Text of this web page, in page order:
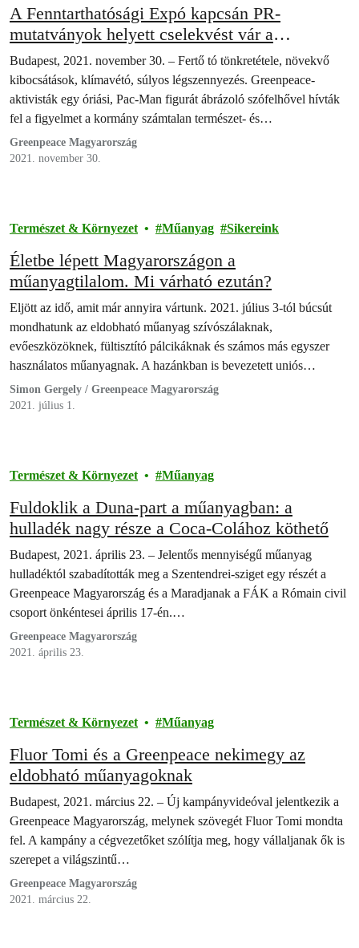
A Fenntarthatósági Expó kapcsán PR-
mutatványok helyett cselekvést vár a
Greenpeace a kormánytól
Budapest, 2021. november 30. – Fertő tó tönkretétele, növekvő
kibocsátások, klímavétó, súlyos légszennyezés. Greenpeace-
aktivisták egy óriási, Pac-Man figurát ábrázoló szófelhővel hívták
fel a figyelmet a kormány számtalan természet- és
éghajlatromboló…
Greenpeace Magyarország
2021. november 30.
Természet & Környezet Műanyag Sikereink
Életbe lépett Magyarországon a
műanyagtilalom. Mi várható ezután?
Eljött az idő, amit már annyira vártunk. 2021. július 3-tól búcsút
mondhatunk az eldobható műanyag szívószálaknak,
evőeszközöknek, fültisztító pálcikáknak és számos más egyszer
használatos műanyagnak. A hazánkban is bevezetett uniós…
Simon Gergely / Greenpeace Magyarország
2021. július 1.
Természet & Környezet Műanyag
Fuldoklik a Duna-part a műanyagban: a
hulladék nagy része a Coca-Colához köthető
Budapest, 2021. április 23. – Jelentős mennyiségű műanyag
hulladéktól szabadították meg a Szentendrei-sziget egy részét a
Greenpeace Magyarország és a Maradjanak a FÁK a Rómain civil
csoport önkéntesei április 17-én.…
Greenpeace Magyarország
2021. április 23.
Természet & Környezet Műanyag
Fluor Tomi és a Greenpeace nekimegy az
eldobható műanyagoknak
Budapest, 2021. március 22. – Új kampányvideóval jelentkezik a
Greenpeace Magyarország, melynek szövegét Fluor Tomi mondta
fel. A kampány a cégvezetőket szólítja meg, hogy vállaljanak ők is
szerepet a világszintű…
Greenpeace Magyarország
2021. március 22.